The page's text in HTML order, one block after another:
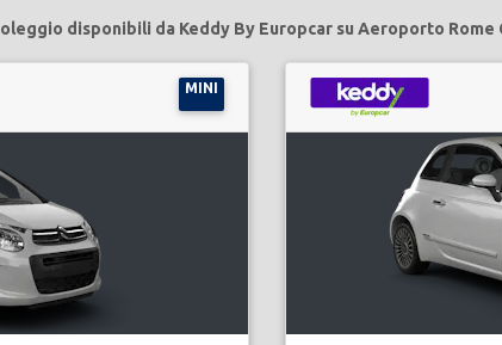
disponibili da Keddy By Europcar su Aeroporto Rome
MINI